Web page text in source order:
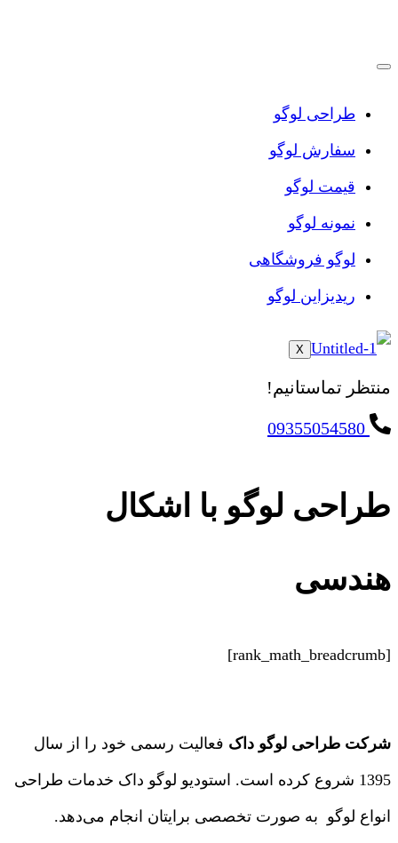
طراحی لوگو
سفارش لوگو
قیمت لوگو
نمونه لوگو
لوگو فروشگاهی
ریدیزاین لوگو
X
منتظر تماستانیم!
09355054580
طراحی لوگو با اشکال
هندسی
[rank_math_breadcrumb]
شرکت طراحی لوگو داک فعالیت رسمی خود را از سال
1395 شروع کرده است. استودیو لوگو داک خدمات طراحی
انواع لوگو به صورت تخصصی برایتان انجام می‌دهد.